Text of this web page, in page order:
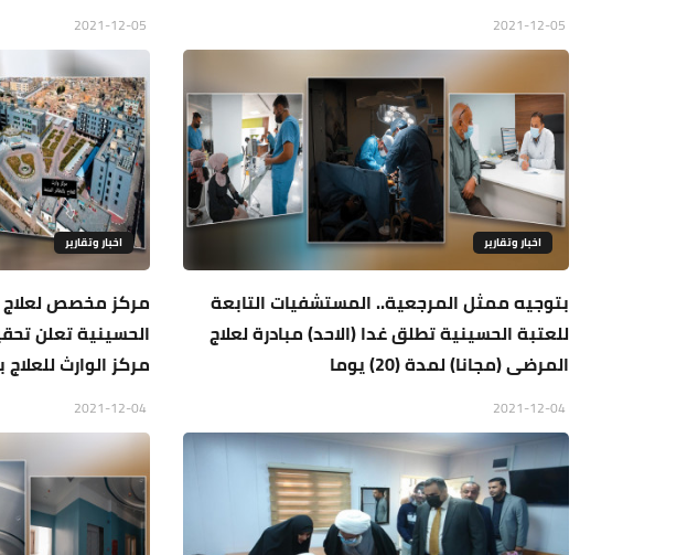
اخبار وتقارير
بتوجيه ممثل المرجعية.. المستشفيات التابعة
للعتبة الحسينية تطلق غدا (الاحد) مبادرة لعلاج
المرضى (مجانا) لمدة (20) يوما
اخبار وتقارير
مركز مخصص لعلاج
الحسينية تعلن
مركز الوارث